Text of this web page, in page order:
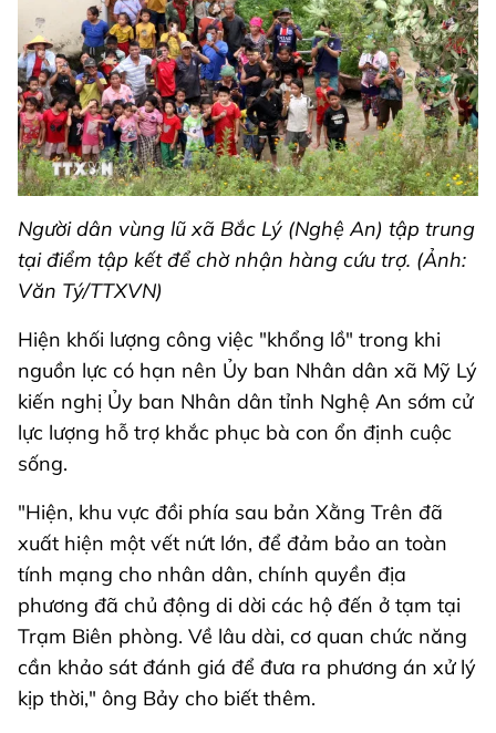
Người dân vùng lũ xã Bắc Lý (Nghệ An) tập trung
tại điểm tập kết để chờ nhận hàng cứu trợ. (Ảnh:
Văn Tý/TTXVN)
Hiện khối lượng công việc "khổng lồ" trong khi
nguồn lực có hạn nên Ủy ban Nhân dân xã Mỹ Lý
kiến nghị Ủy ban Nhân dân tỉnh Nghệ An sớm cử
lực lượng hỗ trợ khắc phục bà con ổn định cuộc
sống.
"Hiện, khu vực đồi phía sau bản Xằng Trên đã
xuất hiện một vết nứt lớn, để đảm bảo an toàn
tính mạng cho nhân dân, chính quyền địa
phương đã chủ động di dời các hộ đến ở tạm tại
Trạm Biên phòng. Về lâu dài, cơ quan chức năng
cần khảo sát đánh giá để đưa ra phương án xử lý
kịp thời," ông Bảy cho biết thêm.